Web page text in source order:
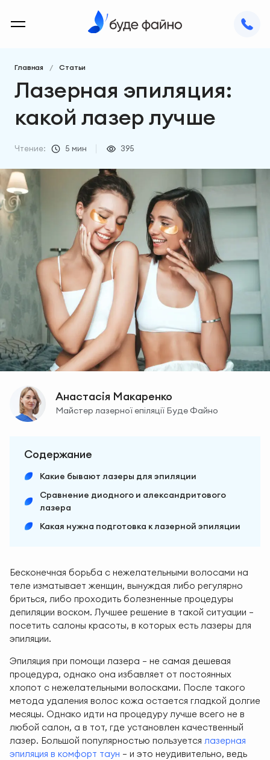
Главная Статьи
Лазерная эпиляция:
какой лазер лучше
Чтение: 5 мин 395
Анастасія Макаренко
Майстер лазерної епіляції Буде Файно
Содержание
Какие бывают лазеры для эпиляции
Сравнение диодного и александритового
лазера
Какая нужна подготовка к лазерной эпиляции
Бесконечная борьба с нежелательными волосами на
теле изматывает женщин, вынуждая либо регулярно
бриться, либо проходить болезненные процедуры
депиляции воском. Лучшее решение в такой ситуации —
посетить салоны красоты, в которых есть лазеры для
эпиляции.
Эпиляция при помощи лазера — не самая дешевая
процедура, однако она избавляет от постоянных
хлопот с нежелательными волосками. После такого
метода удаления волос кожа остается гладкой долгие
месяцы. Однако идти на процедуру лучше всего не в
любой салон, а в тот, где установлен качественный
лазер. Большой популярностью пользуется лазерная
эпиляция в комфорт таун — и это неудивительно, ведь